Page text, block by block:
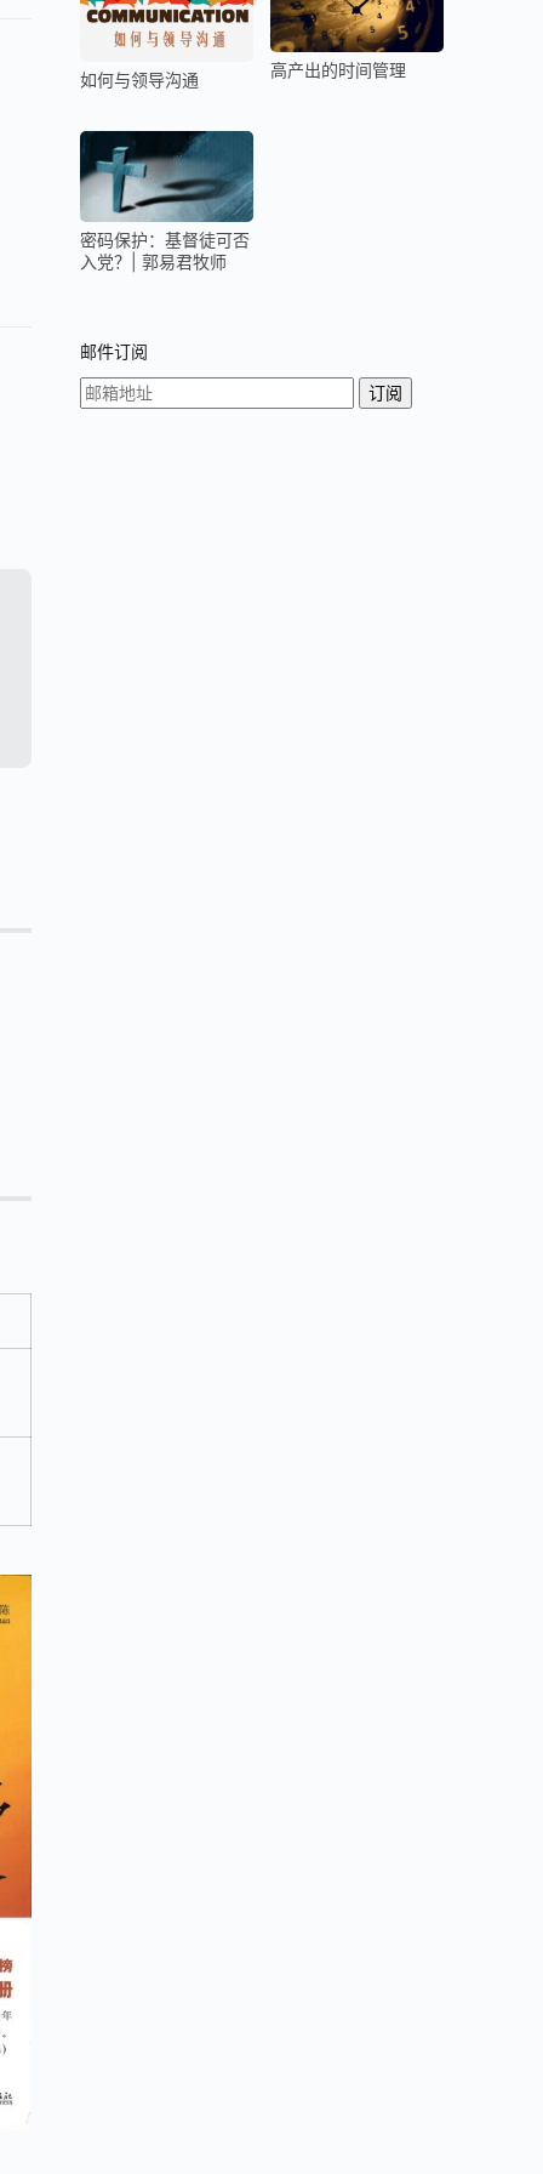
如何与领导沟通 高产出的时间管理
密码保护：基督徒可否
入党？| 郭易君牧师
邮件订阅